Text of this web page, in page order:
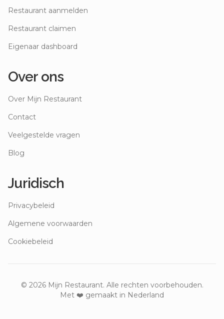
Restaurant aanmelden
Restaurant claimen
Eigenaar dashboard
Over ons
Over Mijn Restaurant
Contact
Veelgestelde vragen
Blog
Juridisch
Privacybeleid
Algemene voorwaarden
Cookiebeleid
© 2026Mijn Restaurant. Alle rechten voorbehouden.
Met ❤️ gemaakt in Nederland